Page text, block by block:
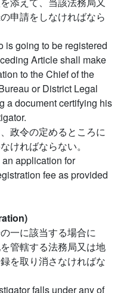
申請をしなければなら
is going to be registered
Article shall make
to the Chief of the
or District Legal
a document certifying his
政令の定めるところに
ければならない。
application for
fee as provided
一に該当する場合に
管轄する法務局又は地
を取り消さなければな
falls under any of